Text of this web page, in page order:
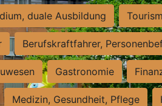
duale Ausbildung
Berufskraftfahrer,
Gastronomie
Medizin, Gesundheit, Pflege